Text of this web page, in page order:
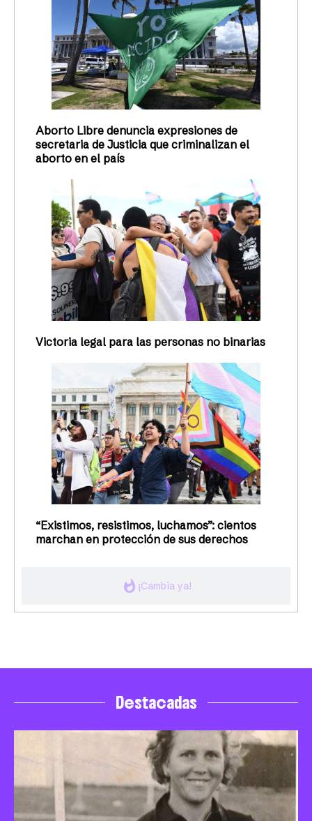
whatshot ¡Cambia ya!
Aborto Libre denuncia expresiones de
secretaria de Justicia que criminalizan el
aborto en el país
Victoria legal para las personas no binarias
“Existimos, resistimos, luchamos”: cientos
marchan en protección de sus derechos
Destacadas